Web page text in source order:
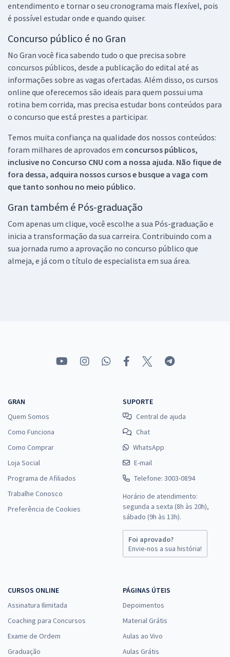
entendimento e tornar o seu cronograma mais flexível, pois
é possível estudar onde e quando quiser.
Concurso público é no Gran
No Gran você fica sabendo tudo o que precisa sobre
concursos públicos, desde a publicação do edital até as
informações sobre as vagas ofertadas. Além disso, os cursos
online que oferecemos são ideais para quem possui uma
rotina bem corrida, mas precisa estudar bons conteúdos para
o concurso que está prestes a participar.
Temos muita confiança na qualidade dos nossos conteúdos:
foram milhares de aprovados em concursos públicos,
inclusive no Concurso CNU com a nossa ajuda. Não fique de
fora dessa, adquira nossos cursos e busque a vaga com
que tanto sonhou no meio público.
Gran também é Pós-graduação
Com apenas um clique, você escolhe a sua Pós-graduação e
inicia a transformação da sua carreira. Contribuindo com a
sua jornada rumo a aprovação no concurso público que
almeja, e já com o título de especialista em sua área.
GRAN
Quem Somos
Como Funciona
Como Comprar
Loja Social
Programa de Afiliados
Trabalhe Conosco
Preferência de Cookies
SUPORTE
Central de ajuda
Chat
WhatsApp
E-mail
Telefone: 3003-0894
Horário de atendimento:
segunda a sexta (8h às 20h),
sábado (9h às 13h).
Foi aprovado?
Envie-nos a sua história!
CURSOS ONLINE
Assinatura Ilimitada
Coaching para Concursos
Exame de Ordem
Graduação
PÁGINAS ÚTEIS
Depoimentos
Material Grátis
Aulas ao Vivo
Aulas Grátis